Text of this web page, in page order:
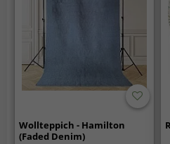
Wollteppich - Hamilton
(Faded Denim)